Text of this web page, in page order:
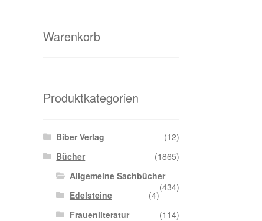
Warenkorb
Produktkategorien
Biber Verlag
(12)
Bücher
(1865)
Allgemeine Sachbücher
(434)
Edelsteine
(4)
Frauenliteratur
(114)